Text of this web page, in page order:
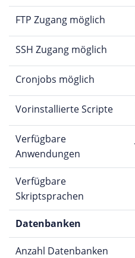
FTP Zugang möglich
SSH Zugang möglich
Cronjobs möglich
Vorinstallierte Scripte
Verfügbare
Anwendungen
Verfügbare
Skriptsprachen
Datenbanken
Anzahl Datenbanken